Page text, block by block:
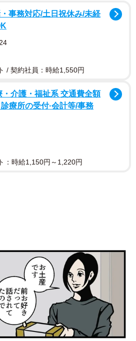
事務対応/土日祝休み/未経
/ 契約社員：時給1,550円
・介護・福祉系 交通費全額
療所の受付·会計等/事務
：時給1,150円～1,220円